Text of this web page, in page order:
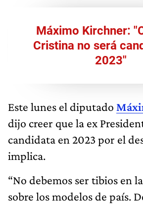
Máximo Kirchner:
Cristina no será
2023"
Este lunes el diputado
dijo creer que la ex
candidata en 2023 por el
implica.
“No debemos ser tibios en
sobre los modelos de país.